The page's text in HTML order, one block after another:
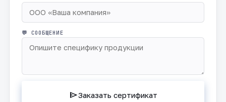
💬 СООБЩЕНИЕ
sendЗаказать сертификат